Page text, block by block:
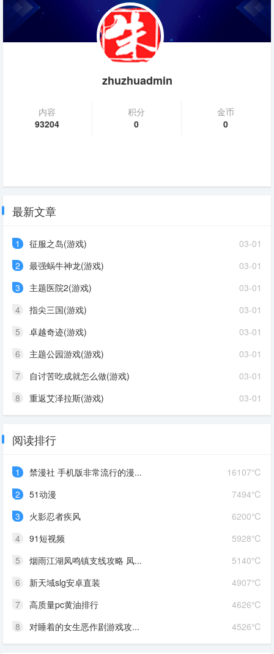
zhuzhuadmin
内容
93204
积分
0
金币
0
最新文章
03-01
1
征服之岛(游戏)
03-01
2
最强蜗牛神龙(游戏)
03-01
3
主题医院2(游戏)
03-01
4
指尖三国(游戏)
03-01
5
卓越奇迹(游戏)
03-01
6
主题公园游戏(游戏)
03-01
7
自讨苦吃成就怎么做(游戏)
03-01
8 重返艾泽拉斯(游戏)
阅读排行
16107℃
1
禁漫社 手机版非常流行的漫...
7494℃
2
51动漫
6200℃
3
火影忍者疾风
5928℃
4
91短视频
5140℃
5
烟雨江湖凤鸣镇支线攻略 凤...
4907℃
6
新天域slg安卓直装
4626℃
7
高质量pc黄油排行
4526℃
8 对睡着的女生恶作剧游戏攻...